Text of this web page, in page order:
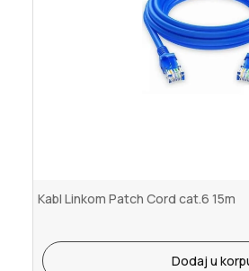
Kabl Linkom Patch Cord cat.6 15m
Dodaj u